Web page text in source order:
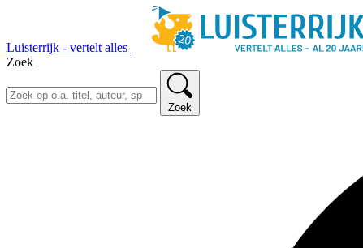
Luisterrijk - vertelt alles
Zoek
Zoek